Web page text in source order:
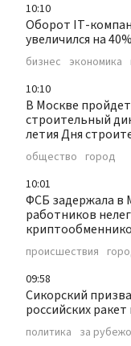
10:10
Оборот IТ-
увеличился на
бизнес экономика
10:10
В Москве
строительный
летия Дня
общество город
10:01
ФСБ задержала в
работников
происшествия
09:58
Сикорский
российских
политика за